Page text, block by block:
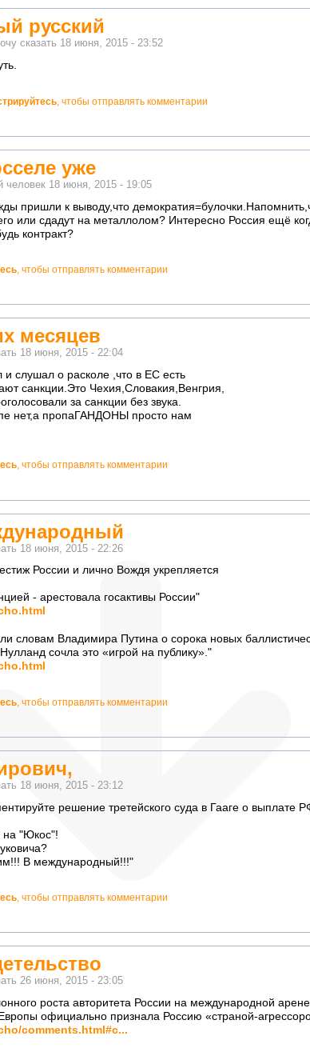
русский
сказать 18 июня, 2015 - 23:52
, чтобы отправлять комментарии
уже
человек 18 июня, 2015 - 19:05
пришли к выводу,что
или сдадут на металлолом? Интересно Россия ещё
контракт?
, чтобы отправлять комментарии
месяцев
18 июня, 2015 - 22:04
и слушал о расколе ,что в ЕС есть
санкции.Это Чехия,Словакия,Венгрия,
за санкции без звука.
нет,а пропаГАНДОНЫ просто нам
, чтобы отправлять комментарии
18 июня, 2015 - 22:26
России и лично Вождя укрепляется
- арестовала госактивы России"
словам Владимира Путина о сорока новых
сочла это «игрой на публику»."
, чтобы отправлять комментарии
18 июня, 2015 - 23:12
решение третейского суда в Гааге о выплате
на "Юкос"!
В международный!!!"
, чтобы отправлять комментарии
26 июня, 2015 - 23:05
роста авторитета России на международной
официально признала Россию «страной-
comments.html#c...